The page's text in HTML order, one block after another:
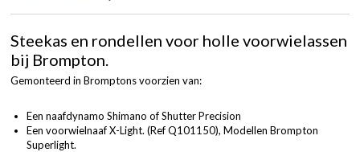
Steekas en rondellen voor holle voorwielassen
bij Brompton.
Gemonteerd in Bromptons voorzien van:
Een naafdynamo Shimano of Shutter Precision
Een voorwielnaaf X-Light. (Ref Q101150), Modellen Brompton
Superlight.